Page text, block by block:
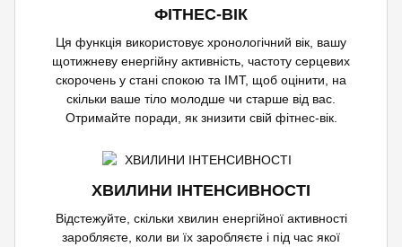
ФІТНЕС-ВІК
Ця функція використовує хронологічний вік, вашу
щотижневу енергійну активність, частоту серцевих
скорочень у стані спокою та ІМТ, щоб оцінити, на
скільки ваше тіло молодше чи старше від вас.
Отримайте поради, як знизити свій фітнес-вік.
ХВИЛИНИ ІНТЕНСИВНОСТІ
Відстежуйте, скільки хвилин енергійної активності
заробляєте, коли ви їх заробляєте і під час якої